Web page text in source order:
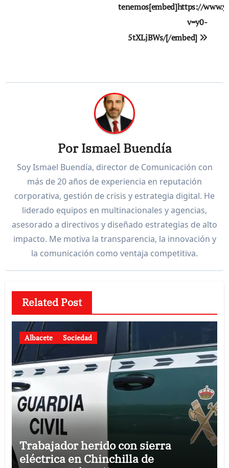
tenemos[embed]https://
v=y0-
5tXLjBWs/[/embed]
PorIsmael Buendía
Soy Ismael Buendía, director de Comunicación con
más de 20 años de experiencia en reputación
corporativa, gestión de crisis y estrategia digital. He
liderado equipos en multinacionales y agencias,
asesorado a directivos y diseñado estrategias de alto
impacto. Me motiva la transparencia, la innovación y
la comunicación como ventaja competitiva.
Related Post
Albacete Sociedad
Trabajador herido con sierra
eléctrica en Chinchilla de